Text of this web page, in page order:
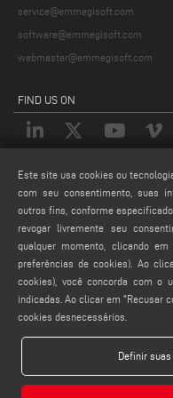
service@emmegisoft.com
software@emmegisoft.com
webmaster@emmegisoft.com
FIND US ON
LEGALS
PRIVACY POLICY
LEGAL NOTES
COOKIE POLICY
Este site usa cookies ou
com seu consentimento, suas
outros fins, conforme
revogar livremente seu
qualquer momento, clicando
preferências de cookies). Ao
cookies), você concorda com o
indicadas. Ao clicar em "Recusar
cookies desnecessários.
Definir